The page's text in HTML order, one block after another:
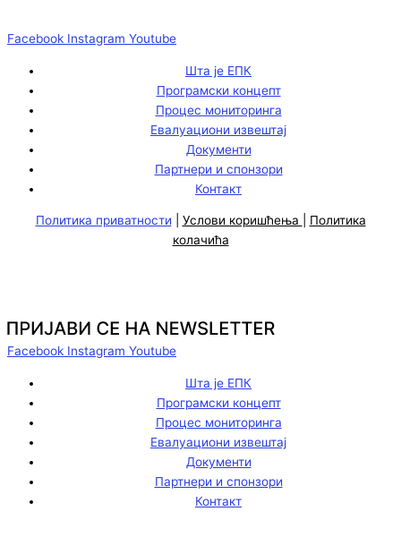
Facebook Instagram Youtube
Шта је ЕПК
Програмски концепт
Процес мониторинга
Евалуациони извештај
Документи
Партнери и спонзори
Контакт
Политика приватности Услови коришћења
Политика
колачића
Facebook Instagram Youtube
Шта је ЕПК
Програмски концепт
Процес мониторинга
Евалуациони извештај
Документи
Партнери и спонзори
Контакт